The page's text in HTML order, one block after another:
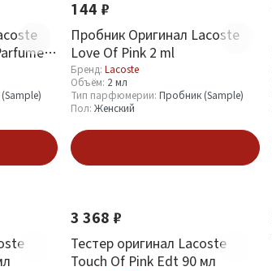
144 ₽
Пробник Оригинал Lacoste
Love Of Pink 2 ml
Бренд: Lacoste
Объём: 2 мл
Тип парфюмерии: Пробник (Sample)
Пол: Женский
3 368 ₽
Тестер оригинал Lacoste
Touch Of Pink Edt 90 мл